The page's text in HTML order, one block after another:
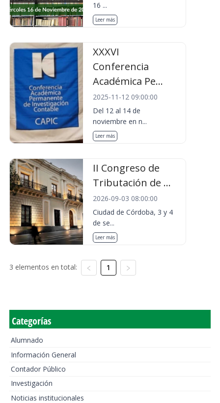
16 ...
Leer más
XXXVI
Conferencia
Académica Pe...
2025-11-12 09:00:00
Del 12 al 14 de
noviembre en n...
Leer más
II Congreso de
Tributación de ...
2026-09-03 08:00:00
Ciudad de Córdoba, 3 y 4
de se...
Leer más
3 elementos en total: 1
Categorías
Alumnado
Información General
Contador Público
Investigación
Noticias institucionales